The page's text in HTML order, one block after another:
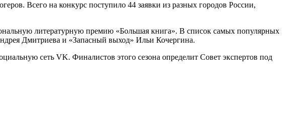
Всего на конкурс поступило 44 заявки из разных городов России,
литературную премию «Большая книга». В список самых популярных
Дмитриева и «Запасный выход» Ильи Кочергина.
сеть VK. Финалистов этого сезона определит Совет экспертов под